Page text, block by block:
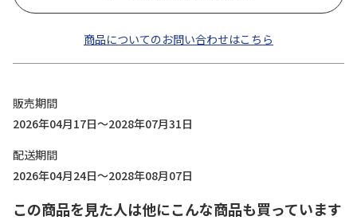
商品についてのお問い合わせはこちら
販売期間
2026年04月17日～2028年07月31日
配送期間
2026年04月24日～2028年08月07日
この商品を見た人は他にこんな商品も買っています